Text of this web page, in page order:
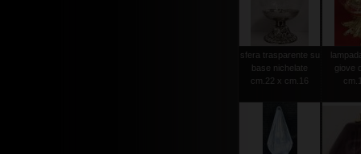
sfera trasparente su
base nichelate
cm.22 x cm.16
giove